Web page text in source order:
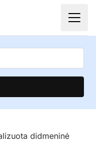
didmeninė